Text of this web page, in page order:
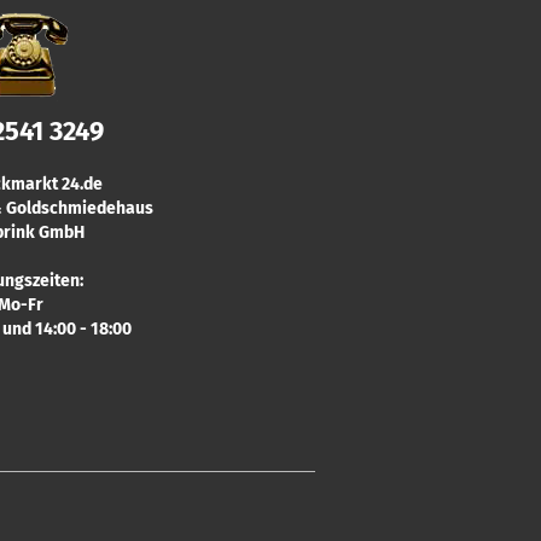
3249
24.de
Goldschmiedehaus
GmbH
Fr
14:00 - 18:00